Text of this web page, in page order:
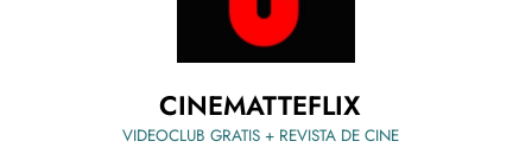
CINEMATTEFLIX
VIDEOCLUB GRATIS + REVISTA DE CINE